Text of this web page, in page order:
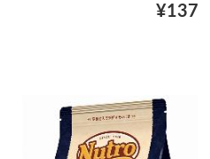
¥137